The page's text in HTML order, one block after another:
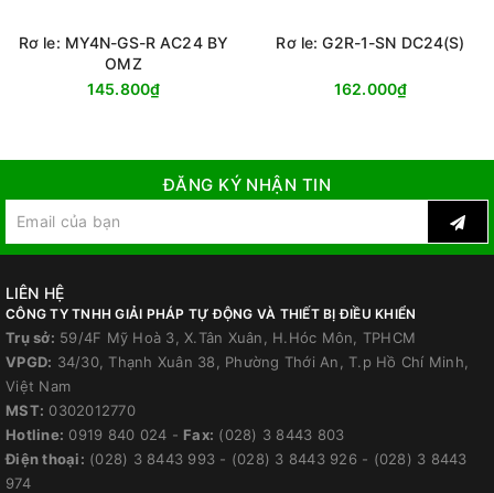
Rơ le: MY4N-GS-R AC24 BY
OMZ
145.800₫
Rơ le: G2R-1-SN DC24(S)
162.000₫
ĐĂNG KÝ NHẬN TIN
LIÊN HỆ
CÔNG TY TNHH GIẢI PHÁP TỰ ĐỘNG VÀ THIẾT BỊ ĐIỀU KHIỂN
Trụ sở: 59/4F Mỹ Hoà 3, X.Tân Xuân, H.Hóc Môn, TPHCM
VPGD: 34/30, Thạnh Xuân 38, Phường Thới An, T.p Hồ Chí Minh,
Việt Nam
MST: 0302012770
Hotline: 0919 840 024 - Fax: (028) 3 8443 803
Điện thoại: (028) 3 8443 993 - (028) 3 8443 926 - (028) 3 8443
974